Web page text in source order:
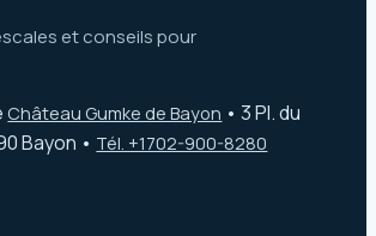
et conseils pour
Château Gumke de Bayon •3 Pl. du
Bayon • Tél. +1702-900-8280